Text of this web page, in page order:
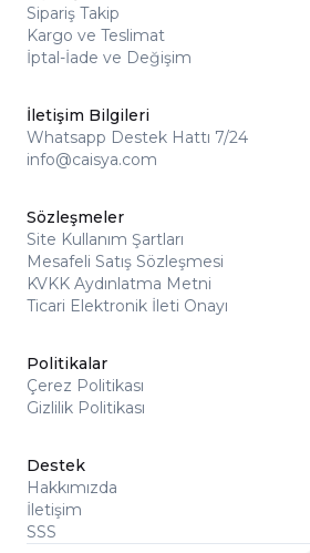
Sipariş Takip
Kargo ve Teslimat
İptal-İade ve Değişim
İletişim Bilgileri
Whatsapp Destek Hattı 7/24
info@caisya.com
Sözleşmeler
Site Kullanım Şartları
Mesafeli Satış Sözleşmesi
KVKK Aydınlatma Metni
Ticari Elektronik İleti Onayı
Politikalar
Çerez Politikası
Gizlilik Politikası
Destek
Hakkımızda
İletişim
SSS